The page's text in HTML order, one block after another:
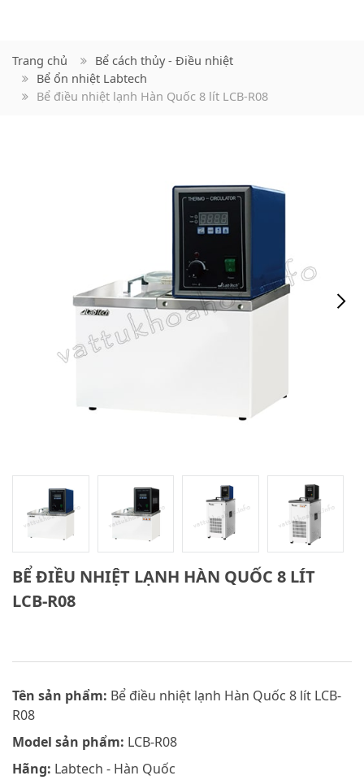
Trang chủ
Bể cách thủy - Điều nhiệt
Bể ổn nhiệt Labtech
Bể điều nhiệt lạnh Hàn Quốc 8 lít LCB-R08
BỂ ĐIỀU NHIỆT LẠNH HÀN QUỐC 8 LÍT
LCB-R08
Tên sản phẩm: Bể điều nhiệt lạnh Hàn Quốc 8 lít LCB-
R08
Model sản phẩm: LCB-R08
Hãng: Labtech - Hàn Quốc